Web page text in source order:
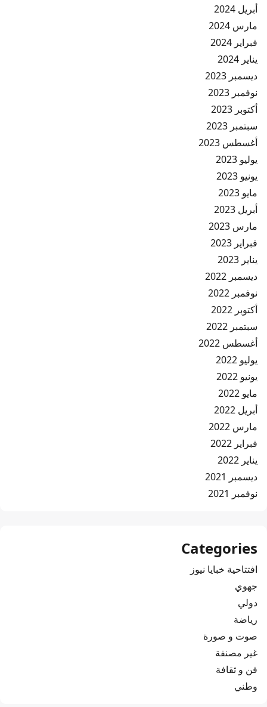
أبريل 2024
مارس 2024
فبراير 2024
يناير 2024
ديسمبر 2023
نوفمبر 2023
أكتوبر 2023
سبتمبر 2023
أغسطس 2023
يوليو 2023
يونيو 2023
مايو 2023
أبريل 2023
مارس 2023
فبراير 2023
يناير 2023
ديسمبر 2022
نوفمبر 2022
أكتوبر 2022
سبتمبر 2022
أغسطس 2022
يوليو 2022
يونيو 2022
مايو 2022
أبريل 2022
مارس 2022
فبراير 2022
يناير 2022
ديسمبر 2021
نوفمبر 2021
Categories
افتتاحية خبايا نيوز
جهوي
دولي
رياضة
صوت و صورة
غير مصنفة
فن و ثقافة
وطني